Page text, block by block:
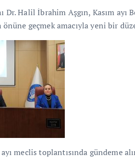
Dr. Halil İbrahim Aşgın, Kasım ayı
geçmek amacıyla yeni bir
ayı meclis toplantısında gündeme